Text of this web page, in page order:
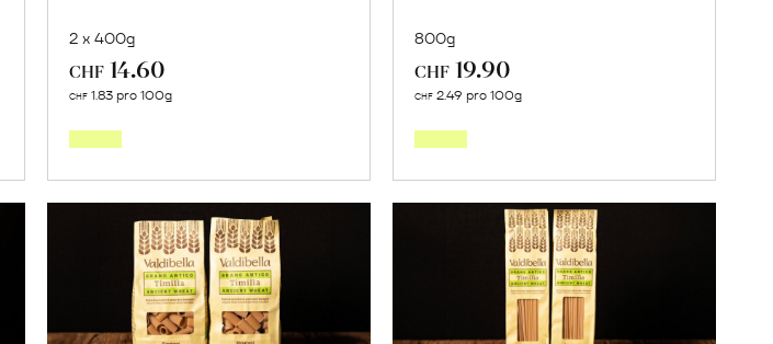
2 x 400g
CHF 14.60
CHF 1.83 pro 100g
800g
CHF 19.90
CHF 2.49 pro 100g